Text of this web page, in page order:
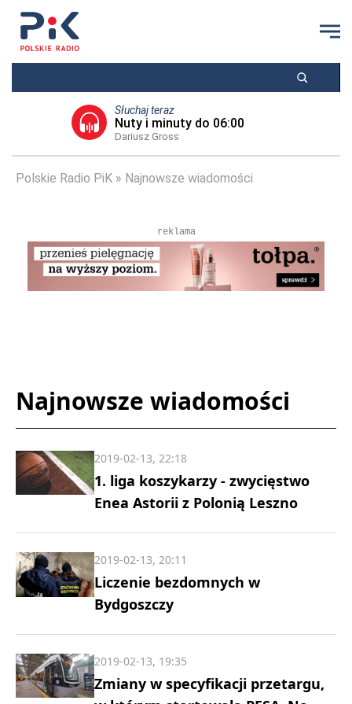
Słuchaj teraz
Nuty i minuty do 06:00
Dariusz Gross
Polskie Radio PiK Najnowsze wiadomości
reklama
Najnowsze wiadomości
1. liga koszykarzy - zwycięstwo
Enea Astorii z Polonią Leszno
2019-02-13, 22:18
Liczenie bezdomnych w
Bydgoszczy
2019-02-13, 20:11
Zmiany w specyfikacji przetargu,
2019-02-13, 19:35